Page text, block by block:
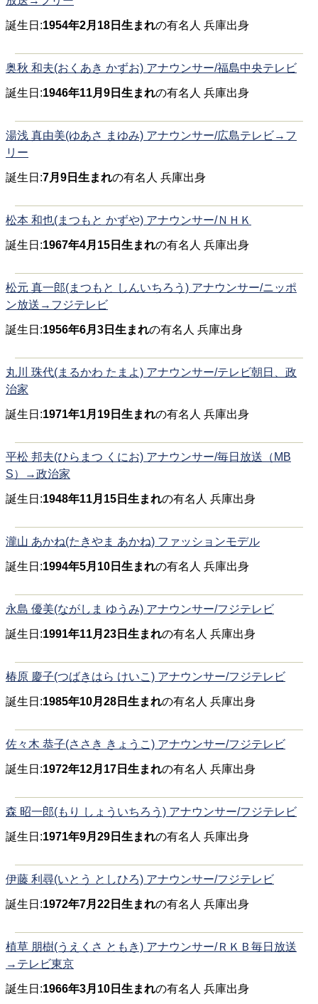
誕生日:1954年2月18日生まれの有名人 兵庫出身
奥秋 和夫(おくあき かずお) アナウンサー/福島中央テレビ
誕生日:1946年11月9日生まれの有名人 兵庫出身
湯浅 真由美(ゆあさ まゆみ) アナウンサー/広島テレビ→フ
リー
誕生日:7月9日生まれの有名人 兵庫出身
松本 和也(まつもと かずや) アナウンサー/ＮＨＫ
誕生日:1967年4月15日生まれの有名人 兵庫出身
松元 真一郎(まつもと しんいちろう) アナウンサー/ニッポ
ン放送→フジテレビ
誕生日:1956年6月3日生まれの有名人 兵庫出身
丸川 珠代(まるかわ たまよ) アナウンサー/テレビ朝日、政
治家
誕生日:1971年1月19日生まれの有名人 兵庫出身
平松 邦夫(ひらまつ くにお) アナウンサー/毎日放送（MB
S）→政治家
誕生日:1948年11月15日生まれの有名人 兵庫出身
瀧山 あかね(たきやま あかね) ファッションモデル
誕生日:1994年5月10日生まれの有名人 兵庫出身
永島 優美(ながしま ゆうみ) アナウンサー/フジテレビ
誕生日:1991年11月23日生まれの有名人 兵庫出身
椿原 慶子(つばきはら けいこ) アナウンサー/フジテレビ
誕生日:1985年10月28日生まれの有名人 兵庫出身
佐々木 恭子(ささき きょうこ) アナウンサー/フジテレビ
誕生日:1972年12月17日生まれの有名人 兵庫出身
森 昭一郎(もり しょういちろう) アナウンサー/フジテレビ
誕生日:1971年9月29日生まれの有名人 兵庫出身
伊藤 利尋(いとう としひろ) アナウンサー/フジテレビ
誕生日:1972年7月22日生まれの有名人 兵庫出身
植草 朋樹(うえくさ ともき) アナウンサー/ＲＫＢ毎日放送
→テレビ東京
誕生日:1966年3月10日生まれの有名人 兵庫出身